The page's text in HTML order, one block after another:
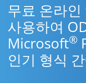
무료 온라인
사용하여
Microsoft®
인기 형식